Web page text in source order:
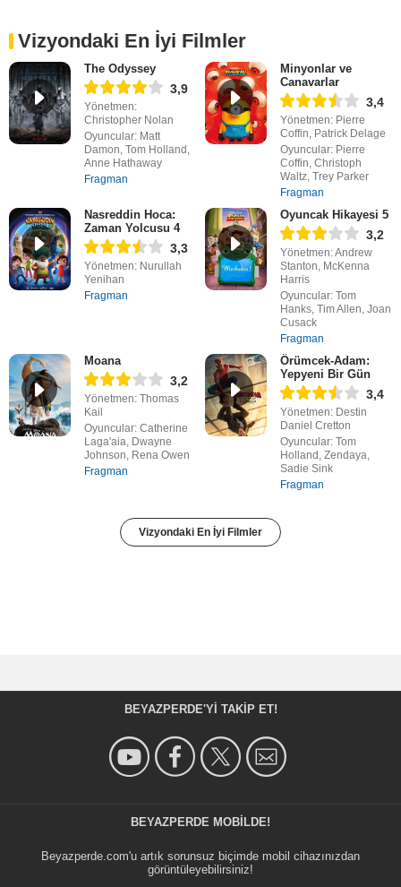
Vizyondaki En İyi Filmler
The Odyssey
3,9
Yönetmen:
Christopher Nolan
Oyuncular: Matt
Damon, Tom Holland,
Anne Hathaway
Fragman
Minyonlar ve
Canavarlar
3,4
Yönetmen: Pierre
Coffin, Patrick Delage
Oyuncular: Pierre
Coffin, Christoph
Waltz, Trey Parker
Fragman
Nasreddin Hoca:
Zaman Yolcusu 4
3,3
Yönetmen: Nurullah
Yenihan
Fragman
Oyuncak Hikayesi 5
3,2
Yönetmen: Andrew
Stanton, McKenna
Harris
Oyuncular: Tom
Hanks, Tim Allen, Joan
Cusack
Fragman
Moana
3,2
Yönetmen: Thomas
Kail
Oyuncular: Catherine
Laga'aia, Dwayne
Johnson, Rena Owen
Fragman
Örümcek-Adam:
Yepyeni Bir Gün
3,4
Yönetmen: Destin
Daniel Cretton
Oyuncular: Tom
Holland, Zendaya,
Sadie Sink
Fragman
Vizyondaki En İyi Filmler
BEYAZPERDE'YI TAKIP ET!
BEYAZPERDE MOBILDE!
Beyazperde.com'u artık sorunsuz biçimde mobil cihazınızdan
görüntüleyebilirsiniz!